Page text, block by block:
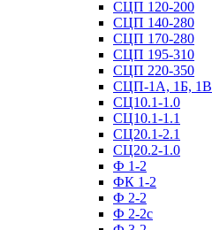
СЦП 120-200
СЦП 140-280
СЦП 170-280
СЦП 195-310
СЦП 220-350
СЦП-1А, 1Б, 1В
СЦ10.1-1.0
СЦ10.1-1.1
СЦ20.1-2.1
СЦ20.2-1.0
Ф 1-2
ФК 1-2
Ф 2-2
Ф 2-2с